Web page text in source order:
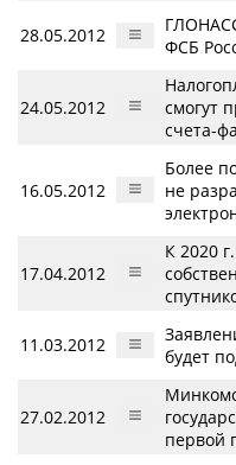
28.05.2012
ФСБ
24.05.2012
смогут
счета-
16.05.2012
Более
не
17.04.2012
К 2020
11.03.2012
будет
27.02.2012
первой